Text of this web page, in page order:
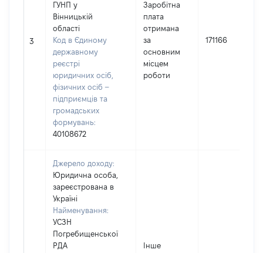
3
ГУНП у
Вінницькій
області
Код в Єдиному
державному
реєстрі
юридичних осіб,
фізичних осіб –
підприємців та
громадських
формувань:
40108672
Заробітна
плата
отримана
за
основним
місцем
роботи
171166
Джерело доходу:
Юридична особа,
зареєстрована в
Україні
Найменування:
УСЗН
Погребищенської
РДА
Інше